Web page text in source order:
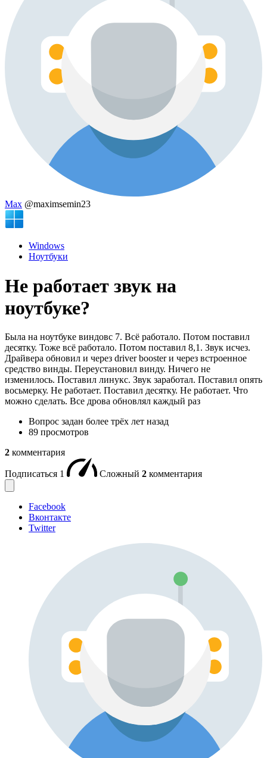
Max @maximsemin23
Windows
Ноутбуки
Не работает звук на
ноутбуке?
Была на ноутбуке виндовс 7. Всё работало. Потом поставил
десятку. Тоже всё работало. Потом поставил 8,1. Звук исчез.
Драйвера обновил и через driver booster и через встроенное
средство винды. Переустановил винду. Ничего не
изменилось. Поставил линукс. Звук заработал. Поставил опять
восьмерку. Не работает. Поставил десятку. Не работает. Что
можно сделать. Все дрова обновлял каждый раз
Вопрос задан более трёх лет назад
89 просмотров
2 комментария
Подписаться 1 Сложный 2 комментария
Facebook
Вконтакте
Twitter